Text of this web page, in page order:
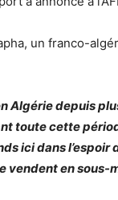
un franco-
Algérie depuis
toute cette
ici dans l’espoir
vendent en sous-